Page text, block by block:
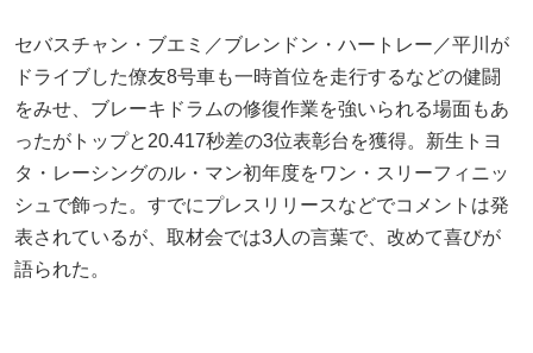
セバスチャン・ブエミ／ブレンドン・ハートレー／平川が
ドライブした僚友8号車も一時首位を走行するなどの健闘
をみせ、ブレーキドラムの修復作業を強いられる場面もあ
ったがトップと20.417秒差の3位表彰台を獲得。新生トヨ
タ・レーシングのル・マン初年度をワン・スリーフィニッ
シュで飾った。すでにプレスリリースなどでコメントは発
表されているが、取材会では3人の言葉で、改めて喜びが
語られた。